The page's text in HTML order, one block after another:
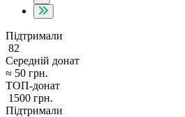
Підтримали
82
Середній донат
≈ 50 грн.
ТОП-донат
1500 грн.
Підтримали